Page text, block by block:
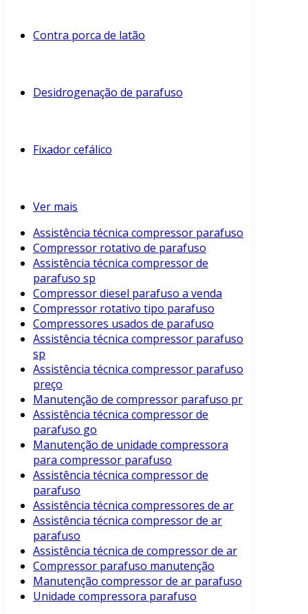
Contra porca de latão
Desidrogenação de parafuso
Fixador cefálico
Ver mais
Assistência técnica compressor parafuso
Compressor rotativo de parafuso
Assistência técnica compressor de
parafuso sp
Compressor diesel parafuso a venda
Compressor rotativo tipo parafuso
Compressores usados de parafuso
Assistência técnica compressor parafuso
sp
Assistência técnica compressor parafuso
preço
Manutenção de compressor parafuso pr
Assistência técnica compressor de
parafuso go
Manutenção de unidade compressora
para compressor parafuso
Assistência técnica compressor de
parafuso
Assistência técnica compressores de ar
Assistência técnica compressor de ar
parafuso
Assistência técnica de compressor de ar
Compressor parafuso manutenção
Manutenção compressor de ar parafuso
Unidade compressora parafuso